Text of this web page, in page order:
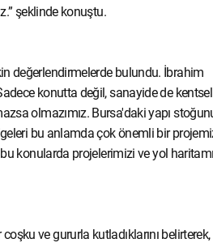
şeklinde konuştu.
değerlendirmelerde bulundu. İbrahim
konutta değil, sanayide de kentsel
olmazımız. Bursa'daki yapı
bu anlamda çok önemli bir
konularda projelerimizi ve yol
ve gururla kutladıklarını belirterek,